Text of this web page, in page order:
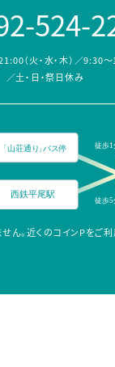
524-
（火・水・木）／9:30～
／土・日・祭日休み
ん。近くのコインPをご